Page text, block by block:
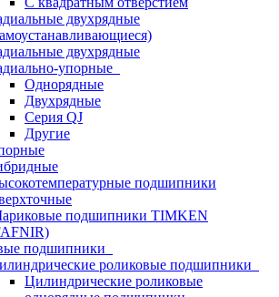
двухрядные
двухрядные
упорные
Однорядные
Двухрядные
Серия QJ
Другие
подшипники
подшипники TIMKEN
подшипники
роликовые подшипники
Цилиндрические роликовые